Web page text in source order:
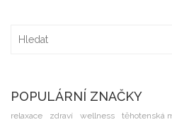
POPULÁRNÍ ZNAČKY
relaxace zdraví wellness těhotenská